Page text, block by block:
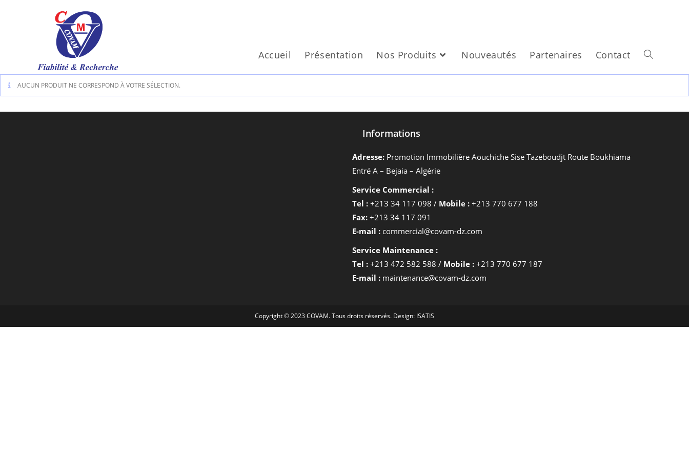
Accueil Présentation Nos Produits Nouveautés Partenaires Contact
AUCUN PRODUIT NE CORRESPOND À VOTRE SÉLECTION.
Informations
Adresse: Promotion Immobilière Aouchiche Sise Tazeboudjt Route Boukhiama
Entré A – Bejaia – Algérie
Service Commercial :
Tel : +213 34 117 098 / Mobile : +213 770 677 188
Fax: +213 34 117 091
E-mail : commercial@covam-dz.com
Service Maintenance :
Tel : +213 472 582 588 / Mobile : +213 770 677 187
E-mail : maintenance@covam-dz.com
Copyright © 2023 COVAM. Tous droits réservés. Design: ISATIS